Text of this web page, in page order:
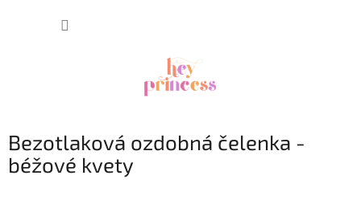
Bezotlaková ozdobná čelenka -
béžové kvety